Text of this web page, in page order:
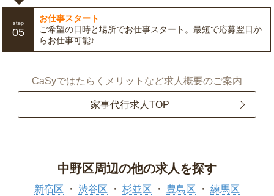
step
05
お仕事スタート
ご希望の日時と場所でお仕事スタート。最短で応募翌日か
らお仕事可能♪
CaSyではたらくメリットなど求人概要のご案内
家事代行求人TOP
中野区周辺の他の求人を探す
新宿区 渋谷区 杉並区 豊島区 練馬区